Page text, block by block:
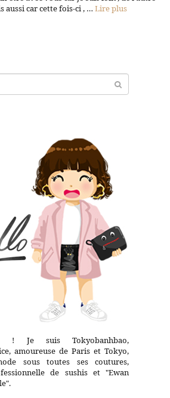
aussi car cette fois-ci , … Lire plus
! Je suis Tokyobanhbao,
amoureuse de Paris et Tokyo,
sous toutes ses coutures,
de sushis et "Ewan